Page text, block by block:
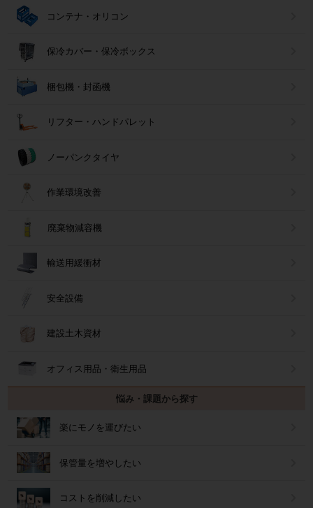
コンテナ・オリコン
保冷カバー・保冷ボックス
梱包機・封函機
リフター・ハンドパレット
ノーパンクタイヤ
作業環境改善
廃棄物減容機
輸送用緩衝材
安全設備
建設土木資材
オフィス用品・衛生用品
悩み・課題から探す
楽にモノを運びたい
保管量を増やしたい
コストを削減したい